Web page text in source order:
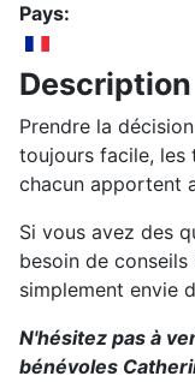
Pays:
Description
Prendre la
toujours facile, les
chacun apportent
Si vous avez des
besoin de
simplement envie
N'hésitez pas à
bénévoles